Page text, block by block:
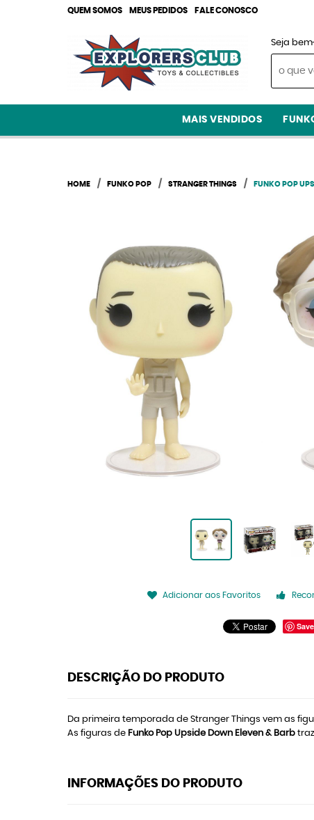
QUEM SOMOS MEUS PEDIDOS FALE CONOSCO
Seja
MAIS VENDIDOS
HOME FUNKO POP STRANGER THINGS FUNKO POP
Adicionar aos Favoritos
Save
DESCRIÇÃO DO PRODUTO
Da primeira temporada de Stranger Things vem as
As figuras de Funko Pop Upside Down Eleven & Barb
INFORMAÇÕES DO PRODUTO